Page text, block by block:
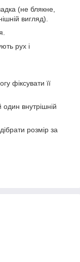
(не блякне,
вигляд).
рух і
фіксувати її
внутрішній
розмір за